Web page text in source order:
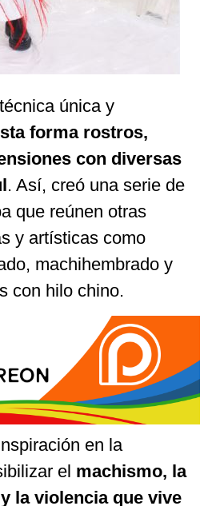
única y
forma rostros,
con diversas
. Así, creó una serie de
que reúnen otras
y artísticas como
machihembrado y
con hilo chino.
en la
el machismo, la
la violencia que vive